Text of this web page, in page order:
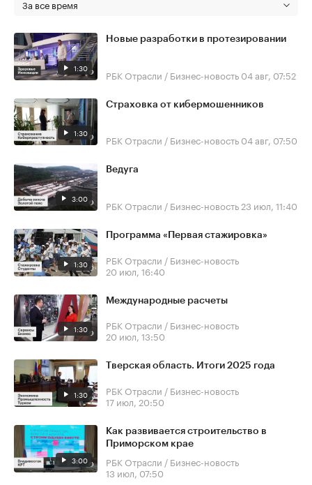
За все время
1:30
Новые разработки в протезировании
РБК Отрасли / Бизнес-новость 04 авг, 07:52
1:30
Страховка от кибермошенников
РБК Отрасли / Бизнес-новость 04 авг, 07:50
3:00
Ведуга
РБК Отрасли / Бизнес-новость 23 июл, 11:40
1:30
Программа «Первая стажировка»
РБК Отрасли / Бизнес-новость
20 июл, 16:40
1:30
Международные расчеты
РБК Отрасли / Бизнес-новость
20 июл, 13:50
1:30
Тверская область. Итоги 2025 года
РБК Отрасли / Бизнес-новость
17 июл, 20:50
3:00
Как развивается строительство в
Приморском крае
РБК Отрасли / Бизнес-новость
13 июл, 07:50